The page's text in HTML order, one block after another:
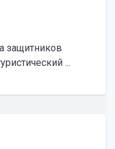
защитников
...